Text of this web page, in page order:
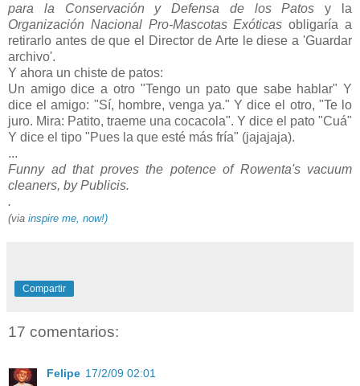
para la Conservación y Defensa de los Patos y la
Organización Nacional Pro-Mascotas Exóticas obligaría a
retirarlo antes de que el Director de Arte le diese a 'Guardar
archivo'.
Y ahora un chiste de patos:
Un amigo dice a otro "Tengo un pato que sabe hablar" Y
dice el amigo: "Sí, hombre, venga ya." Y dice el otro, "Te lo
juro. Mira: Patito, traeme una cocacola". Y dice el pato "Cuá"
Y dice el tipo "Pues la que esté más fría" (jajajaja).
...
Funny ad that proves the potence of Rowenta's vacuum
cleaners, by Publicis.
.
(via inspire me, now!)
Compartir
17 comentarios:
Felipe 17/2/09 02:01